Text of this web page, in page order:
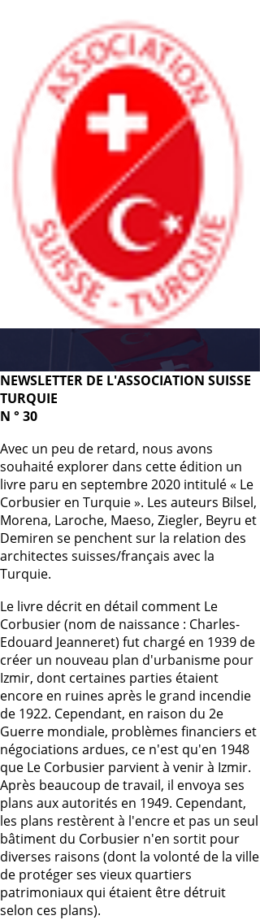
NEWSLETTER DE L'ASSOCIATION SUISSE
TURQUIE
N ° 30
Avec un peu de retard, nous avons
souhaité explorer dans cette édition un
livre paru en septembre 2020 intitulé « Le
Corbusier en Turquie ». Les auteurs Bilsel,
Morena, Laroche, Maeso, Ziegler, Beyru et
Demiren se penchent sur la relation des
architectes suisses/français avec la
Turquie.
Le livre décrit en détail comment Le
Corbusier (nom de naissance : Charles-
Edouard Jeanneret) fut chargé en 1939 de
créer un nouveau plan d'urbanisme pour
Izmir, dont certaines parties étaient
encore en ruines après le grand incendie
de 1922. Cependant, en raison du 2e
Guerre mondiale, problèmes financiers et
négociations ardues, ce n'est qu'en 1948
que Le Corbusier parvient à venir à Izmir.
Après beaucoup de travail, il envoya ses
plans aux autorités en 1949. Cependant,
les plans restèrent à l'encre et pas un seul
bâtiment du Corbusier n'en sortit pour
diverses raisons (dont la volonté de la ville
de protéger ses vieux quartiers
patrimoniaux qui étaient être détruit
selon ces plans).